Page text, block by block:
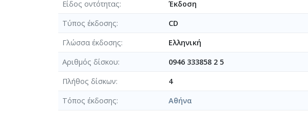
Είδος οντότητας
Έκδοση
Τύπος έκδοσης
CD
Γλώσσα έκδοσης
Ελληνική
Αριθμός δίσκου
0946 333858 2 5
Πλήθος δίσκων
4
Τόπος έκδοσης
Αθήνα